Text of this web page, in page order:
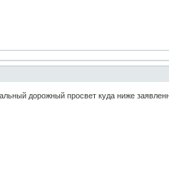
дорожный просвет куда ниже